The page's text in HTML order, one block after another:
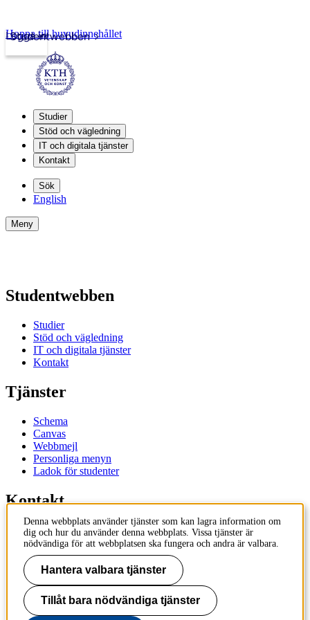
Studentwebben
Logga in
Hoppa till huvudinnehållet
Studier
Stöd och vägledning
IT och digitala tjänster
Kontakt
Sök
English
Meny
Studentwebben
Studier
Stöd och vägledning
IT och digitala tjänster
Kontakt
Tjänster
Schema
Canvas
Webbmejl
Personliga menyn
Ladok för studenter
Kontakt
Kontakta utbildningsprogram
Kontakta kurs
IT-support
KTH Entré
KTH
100 44 Stockholm
Denna webbplats använder tjänster som kan lagra information om
dig och hur du använder denna webbplats. Vissa tjänster är
nödvändiga för att webbplatsen ska fungera och andra är valbara.
Hantera valbara tjänster
Tillåt bara nödvändiga tjänster